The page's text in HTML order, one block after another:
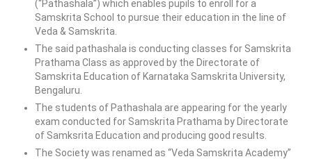
(“Pathashala”) which enables pupils to enroll for a
Samskrita School to pursue their education in the line of
Veda & Samskrita.
The said pathashala is conducting classes for Samskrita
Prathama Class as approved by the Directorate of
Samskrita Education of Karnataka Samskrita University,
Bengaluru.
The students of Pathashala are appearing for the yearly
exam conducted for Samskrita Prathama by Directorate
of Samksrita Education and producing good results.
The Society was renamed as “Veda Samskrita Academy”